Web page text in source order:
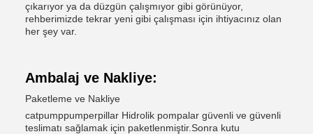
çıkarıyor ya da düzgün çalışmıyor gibi görünüyor,
rehberimizde tekrar yeni gibi çalışması için ihtiyacınız olan
her şey var.
Ambalaj ve Nakliye:
Paketleme ve Nakliye
catpumppumperpillar Hidrolik pompalar güvenli ve güvenli
teslimatı sağlamak için paketlenmiştir.Sonra kutu